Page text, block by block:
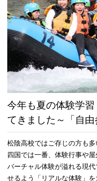
今年も夏の体験学
てきました～「自由
松陰高校ではご存じの方も
四国では一番、体験行事や
バーチャル体験が溢れる現
せるよう「リアルな体験」